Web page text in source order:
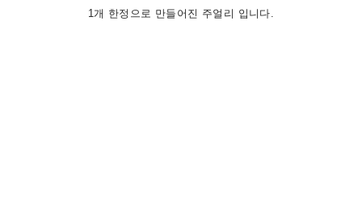
1개 한정으로 만들어진 주얼리 입니다.